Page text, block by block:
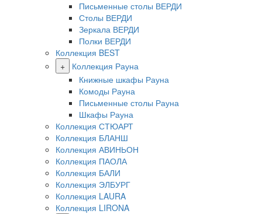
Письменные столы ВЕРДИ
Столы ВЕРДИ
Зеркала ВЕРДИ
Полки ВЕРДИ
Коллекция BEST
+
Коллекция Рауна
Книжные шкафы Рауна
Комоды Рауна
Письменные столы Рауна
Шкафы Рауна
Коллекция СТЮАРТ
Коллекция БЛАНШ
Коллекция АВИНЬОН
Коллекция ПАОЛА
Коллекция БАЛИ
Коллекция ЭЛБУРГ
Коллекция LAURA
Коллекция LIRONA